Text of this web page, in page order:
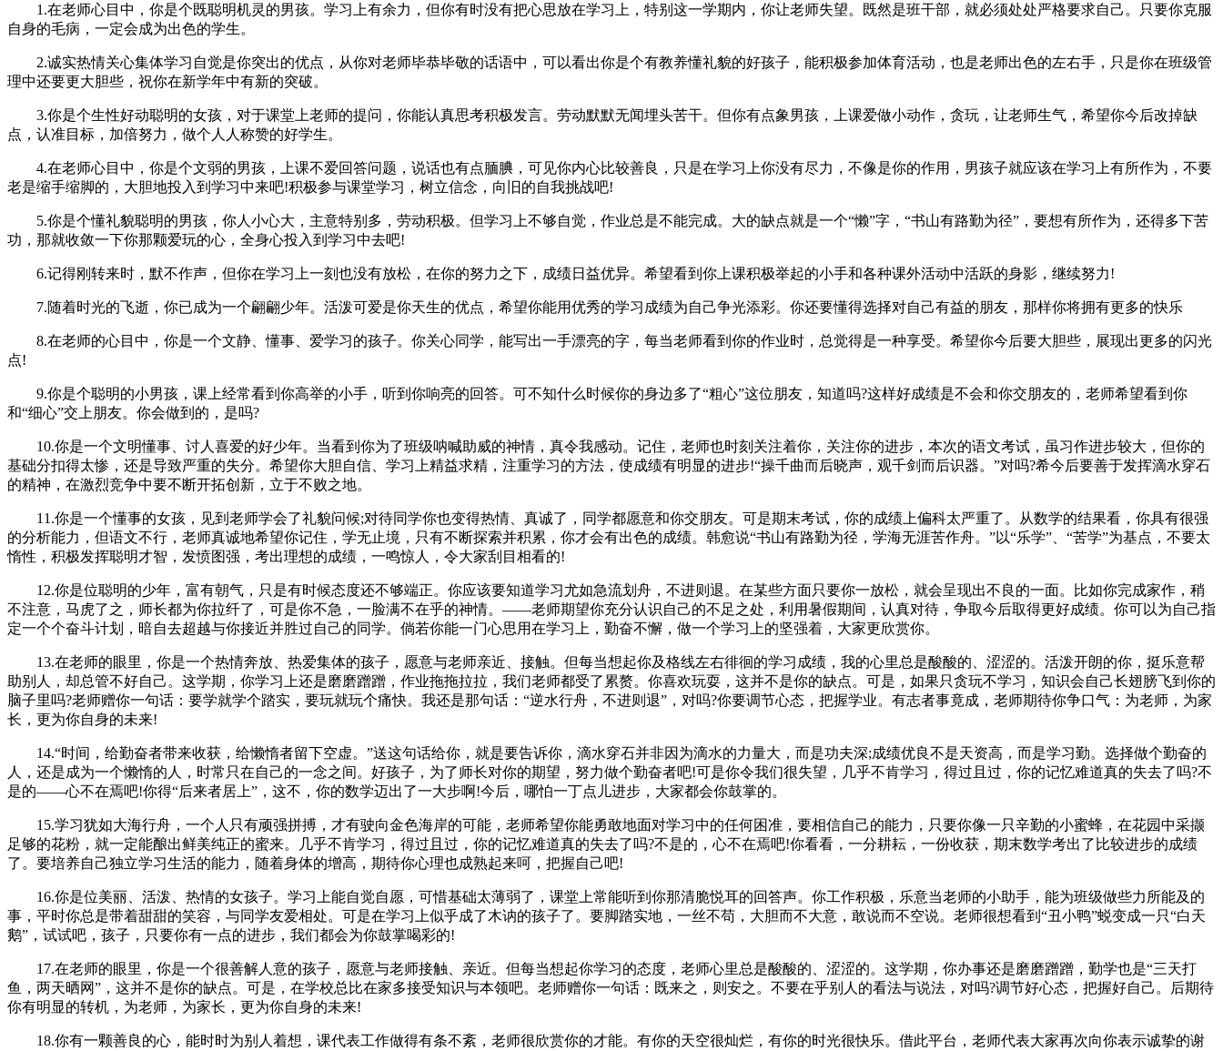
1.在老师心目中，你是个既聪明机灵的男孩。学习上有余力，但你有时没有把心思放在学习上，特别这一学期内，你让老师失望。既然是班干部，就必须处处严格要求自己。只要你克服
自身的毛病，一定会成为出色的学生。
2.诚实热情关心集体学习自觉是你突出的优点，从你对老师毕恭毕敬的话语中，可以看出你是个有教养懂礼貌的好孩子，能积极参加体育活动，也是老师出色的左右手，只是你在班级管
理中还要更大胆些，祝你在新学年中有新的突破。
3.你是个生性好动聪明的女孩，对于课堂上老师的提问，你能认真思考积极发言。劳动默默无闻埋头苦干。但你有点象男孩，上课爱做小动作，贪玩，让老师生气，希望你今后改掉缺
点，认准目标，加倍努力，做个人人称赞的好学生。
4.在老师心目中，你是个文弱的男孩，上课不爱回答问题，说话也有点腼腆，可见你内心比较善良，只是在学习上你没有尽力，不像是你的作用，男孩子就应该在学习上有所作为，不要
老是缩手缩脚的，大胆地投入到学习中来吧!积极参与课堂学习，树立信念，向旧的自我挑战吧!
5.你是个懂礼貌聪明的男孩，你人小心大，主意特别多，劳动积极。但学习上不够自觉，作业总是不能完成。大的缺点就是一个“懒”字，“书山有路勤为径”，要想有所作为，还得多下苦
功，那就收敛一下你那颗爱玩的心，全身心投入到学习中去吧!
6.记得刚转来时，默不作声，但你在学习上一刻也没有放松，在你的努力之下，成绩日益优异。希望看到你上课积极举起的小手和各种课外活动中活跃的身影，继续努力!
7.随着时光的飞逝，你已成为一个翩翩少年。活泼可爱是你天生的优点，希望你能用优秀的学习成绩为自己争光添彩。你还要懂得选择对自己有益的朋友，那样你将拥有更多的快乐
8.在老师的心目中，你是一个文静、懂事、爱学习的孩子。你关心同学，能写出一手漂亮的字，每当老师看到你的作业时，总觉得是一种享受。希望你今后要大胆些，展现出更多的闪光
点!
9.你是个聪明的小男孩，课上经常看到你高举的小手，听到你响亮的回答。可不知什么时候你的身边多了“粗心”这位朋友，知道吗?这样好成绩是不会和你交朋友的，老师希望看到你
和“细心”交上朋友。你会做到的，是吗?
10.你是一个文明懂事、讨人喜爱的好少年。当看到你为了班级呐喊助威的神情，真令我感动。记住，老师也时刻关注着你，关注你的进步，本次的语文考试，虽习作进步较大，但你的
基础分扣得太惨，还是导致严重的失分。希望你大胆自信、学习上精益求精，注重学习的方法，使成绩有明显的进步!“操千曲而后晓声，观千剑而后识器。”对吗?希今后要善于发挥滴水穿石
的精神，在激烈竞争中要不断开拓创新，立于不败之地。
11.你是一个懂事的女孩，见到老师学会了礼貌问候;对待同学你也变得热情、真诚了，同学都愿意和你交朋友。可是期末考试，你的成绩上偏科太严重了。从数学的结果看，你具有很强
的分析能力，但语文不行，老师真诚地希望你记住，学无止境，只有不断探索并积累，你才会有出色的成绩。韩愈说“书山有路勤为径，学海无涯苦作舟。”以“乐学”、“苦学”为基点，不要太
惰性，积极发挥聪明才智，发愤图强，考出理想的成绩，一鸣惊人，令大家刮目相看的!
12.你是位聪明的少年，富有朝气，只是有时候态度还不够端正。你应该要知道学习尤如急流划舟，不进则退。在某些方面只要你一放松，就会呈现出不良的一面。比如你完成家作，稍
不注意，马虎了之，师长都为你拉纤了，可是你不急，一脸满不在乎的神情。——老师期望你充分认识自己的不足之处，利用暑假期间，认真对待，争取今后取得更好成绩。你可以为自己指
定一个个奋斗计划，暗自去超越与你接近并胜过自己的同学。倘若你能一门心思用在学习上，勤奋不懈，做一个学习上的坚强着，大家更欣赏你。
13.在老师的眼里，你是一个热情奔放、热爱集体的孩子，愿意与老师亲近、接触。但每当想起你及格线左右徘徊的学习成绩，我的心里总是酸酸的、涩涩的。活泼开朗的你，挺乐意帮
助别人，却总管不好自己。这学期，你学习上还是磨磨蹭蹭，作业拖拖拉拉，我们老师都受了累赘。你喜欢玩耍，这并不是你的缺点。可是，如果只贪玩不学习，知识会自己长翅膀飞到你的
脑子里吗?老师赠你一句话：要学就学个踏实，要玩就玩个痛快。我还是那句话：“逆水行舟，不进则退”，对吗?你要调节心态，把握学业。有志者事竟成，老师期待你争口气：为老师，为家
长，更为你自身的未来!
14.“时间，给勤奋者带来收获，给懒惰者留下空虚。”送这句话给你，就是要告诉你，滴水穿石并非因为滴水的力量大，而是功夫深;成绩优良不是天资高，而是学习勤。选择做个勤奋的
人，还是成为一个懒惰的人，时常只在自己的一念之间。好孩子，为了师长对你的期望，努力做个勤奋者吧!可是你令我们很失望，几乎不肯学习，得过且过，你的记忆难道真的失去了吗?不
是的——心不在焉吧!你得“后来者居上”，这不，你的数学迈出了一大步啊!今后，哪怕一丁点儿进步，大家都会你鼓掌的。
15.学习犹如大海行舟，一个人只有顽强拼搏，才有驶向金色海岸的可能，老师希望你能勇敢地面对学习中的任何困准，要相信自己的能力，只要你像一只辛勤的小蜜蜂，在花园中采撷
足够的花粉，就一定能酿出鲜美纯正的蜜来。几乎不肯学习，得过且过，你的记忆难道真的失去了吗?不是的，心不在焉吧!你看看，一分耕耘，一份收获，期末数学考出了比较进步的成绩
了。要培养自己独立学习生活的能力，随着身体的增高，期待你心理也成熟起来呵，把握自己吧!
16.你是位美丽、活泼、热情的女孩子。学习上能自觉自愿，可惜基础太薄弱了，课堂上常能听到你那清脆悦耳的回答声。你工作积极，乐意当老师的小助手，能为班级做些力所能及的
事，平时你总是带着甜甜的笑容，与同学友爱相处。可是在学习上似乎成了木讷的孩子了。要脚踏实地，一丝不苟，大胆而不大意，敢说而不空说。老师很想看到“丑小鸭”蜕变成一只“白天
鹅”，试试吧，孩子，只要你有一点的进步，我们都会为你鼓掌喝彩的!
17.在老师的眼里，你是一个很善解人意的孩子，愿意与老师接触、亲近。但每当想起你学习的态度，老师心里总是酸酸的、涩涩的。这学期，你办事还是磨磨蹭蹭，勤学也是“三天打
鱼，两天晒网”，这并不是你的缺点。可是，在学校总比在家多接受知识与本领吧。老师赠你一句话：既来之，则安之。不要在乎别人的看法与说法，对吗?调节好心态，把握好自己。后期待
你有明显的转机，为老师，为家长，更为你自身的未来!
18.你有一颗善良的心，能时时为别人着想，课代表工作做得有条不紊，老师很欣赏你的才能。有你的天空很灿烂，有你的时光很快乐。借此平台，老师代表大家再次向你表示诚挚的谢